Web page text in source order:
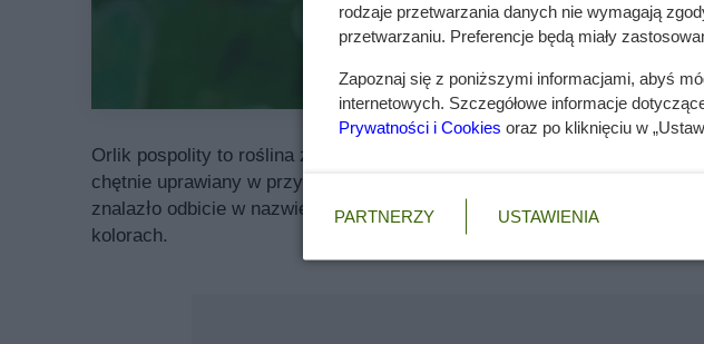
Orlik pospolity to roślina znana również pod nazwą orlik leśny.
chętnie uprawiany w przydomowych ogrodach. Oryginalne, ładne
znalazło odbicie w nazwie rodzajowej rośliny. Istnie wiele odmian
kolorach.
rodzaje przetwarzania danych nie wymagają
przetwarzaniu. Preferencje będą miały
Zapoznaj się z poniższymi informacjami, abyś
internetowych. Szczegółowe informacje
Prywatności i Cookies oraz po kliknięciu w
PARTNERZY USTAWIENIA